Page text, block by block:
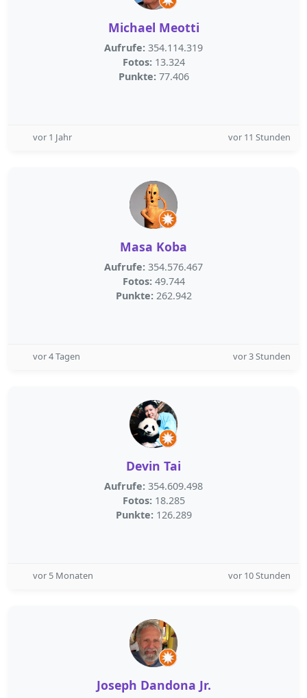
Michael Meotti
Aufrufe: 354.114.319
Fotos: 13.324
Punkte: 77.406
vor 1 Jahr vor 11 Stunden
Masa Koba
Aufrufe: 354.576.467
Fotos: 49.744
Punkte: 262.942
vor 4 Tagen vor 3 Stunden
Devin Tai
Aufrufe: 354.609.498
Fotos: 18.285
Punkte: 126.289
vor 5 Monaten vor 10 Stunden
Joseph Dandona Jr.